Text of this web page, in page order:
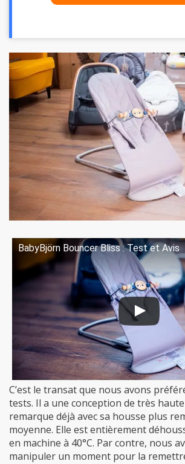
BabyBjörn Bouncer Bliss : Test et Avis
C’est le transat que nous avons
tests. Il a une conception de très
remarque déjà avec sa housse plus
moyenne. Elle est entièrement
en machine à 40°C. Par contre, nous
manipuler un moment pour la